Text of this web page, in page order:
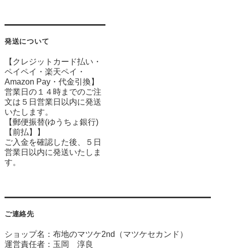
発送について
【クレジットカード払い・
ペイペイ・楽天ペイ・
Amazon Pay・ 代金引換】
営業日の１４時までのご注
文は５日営業日以内に発送
いたします。
【郵便振替(ゆうちょ銀行)
【前払】】
ご入金を確認した後、５日
営業日以内に発送いたしま
す。
ご連絡先
ショップ名：布地のマツケ2nd（マツケセカンド）
運営責任者：玉岡 淳良